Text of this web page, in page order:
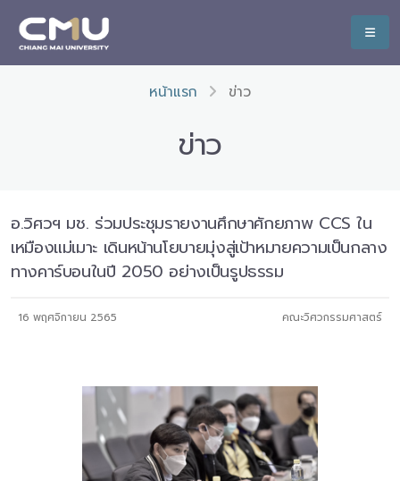
หน้าแรก ข่าว
ข่าว
อ.วิศวฯ มช. ร่วมประชุมรายงานศึกษาศักยภาพ CCS ใน
เหมืองแม่เมาะ เดินหน้านโยบายมุ่งสู่เป้าหมายความเป็นกลาง
ทางคาร์บอนในปี 2050 อย่างเป็นรูปธรรม
16 พฤศจิกายน 2565 คณะวิศวกรรมศาสตร์